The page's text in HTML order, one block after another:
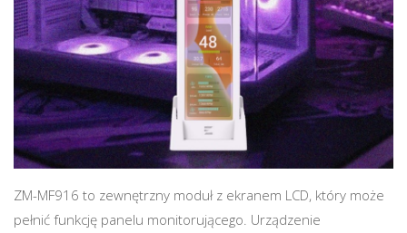
ZM-MF916 to zewnętrzny moduł z ekranem LCD, który może
pełnić funkcję panelu monitorującego. Urządzenie